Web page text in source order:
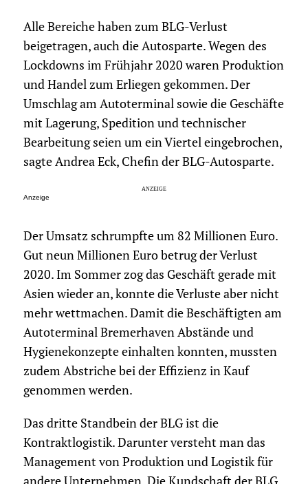
Alle Bereiche haben zum BLG-Verlust
beigetragen, auch die Autosparte. Wegen des
Lockdowns im Frühjahr 2020 waren Produktion
und Handel zum Erliegen gekommen. Der
Umschlag am Autoterminal sowie die Geschäfte
mit Lagerung, Spedition und technischer
Bearbeitung seien um ein Viertel eingebrochen,
sagte Andrea Eck, Chefin der BLG-Autosparte.
Anzeige
Der Umsatz schrumpfte um 82 Millionen Euro.
Gut neun Millionen Euro betrug der Verlust
2020. Im Sommer zog das Geschäft gerade mit
Asien wieder an, konnte die Verluste aber nicht
mehr wettmachen. Damit die Beschäftigten am
Autoterminal Bremerhaven Abstände und
Hygienekonzepte einhalten konnten, mussten
zudem Abstriche bei der Effizienz in Kauf
genommen werden.
Das dritte Standbein der BLG ist die
Kontraktlogistik. Darunter versteht man das
Management von Produktion und Logistik für